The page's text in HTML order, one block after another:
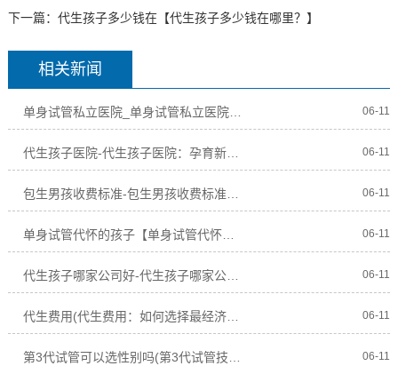
下一篇： 代生孩子多少钱在【代生孩子多少钱在哪里？】
相关新闻
单身试管私立医院_单身试管私立医院：孤独求子的福音 06-11
代生孩子医院-代生孩子医院：孕育新生命的温馨之地 06-11
包生男孩收费标准-包生男孩收费标准解析及比较 06-11
单身试管代怀的孩子【单身试管代怀的孩子：一个特殊的家庭奇迹】 06-11
代生孩子哪家公司好-代生孩子哪家公司好排名 06-11
代生费用(代生费用：如何选择最经济实惠的代孕服务？) 06-11
第3代试管可以选性别吗(第3代试管技术是否允许选择宝宝的性别？) 06-11